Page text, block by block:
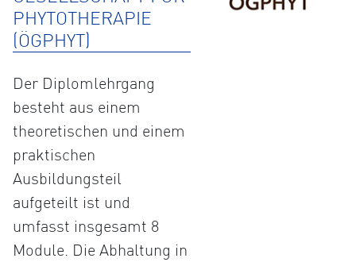
PHYTOTHERAPIE
(ÖGPHYT)
Der Diplomlehrgang
besteht aus einem
theoretischen und einem
praktischen
Ausbildungsteil
aufgeteilt ist und
umfasst insgesamt 8
Module. Die Abhaltung in